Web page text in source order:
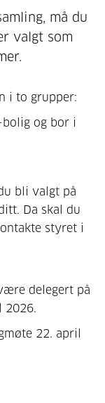
må du
valgt som
i to grupper:
bolig og bor i
bli valgt på
Da skal du
styret i
delegert på
2026.
22. april